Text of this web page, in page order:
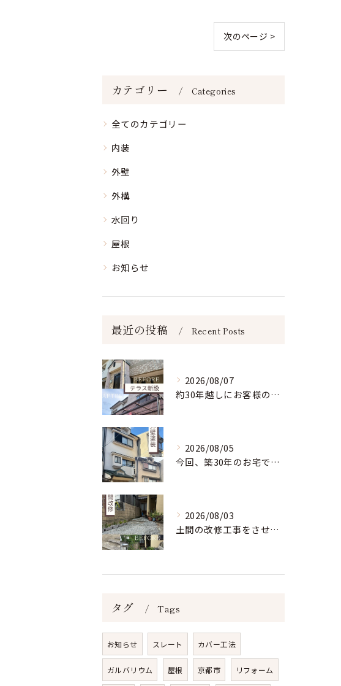
次のページ >
カテゴリー Categories
全てのカテゴリー
内装
外壁
外構
水回り
屋根
お知らせ
最近の投稿 Recent Posts
2026/08/07
約30年越しにお客様の夢だったテラス屋根を新設。
2026/08/05
今回、築30年のお宅で初の補修と塗装を行ないました。
2026/08/03
土間の改修工事をさせていただきました。
タグ Tags
お知らせ スレート カバー工法
ガルバリウム 屋根 京都市 リフォーム